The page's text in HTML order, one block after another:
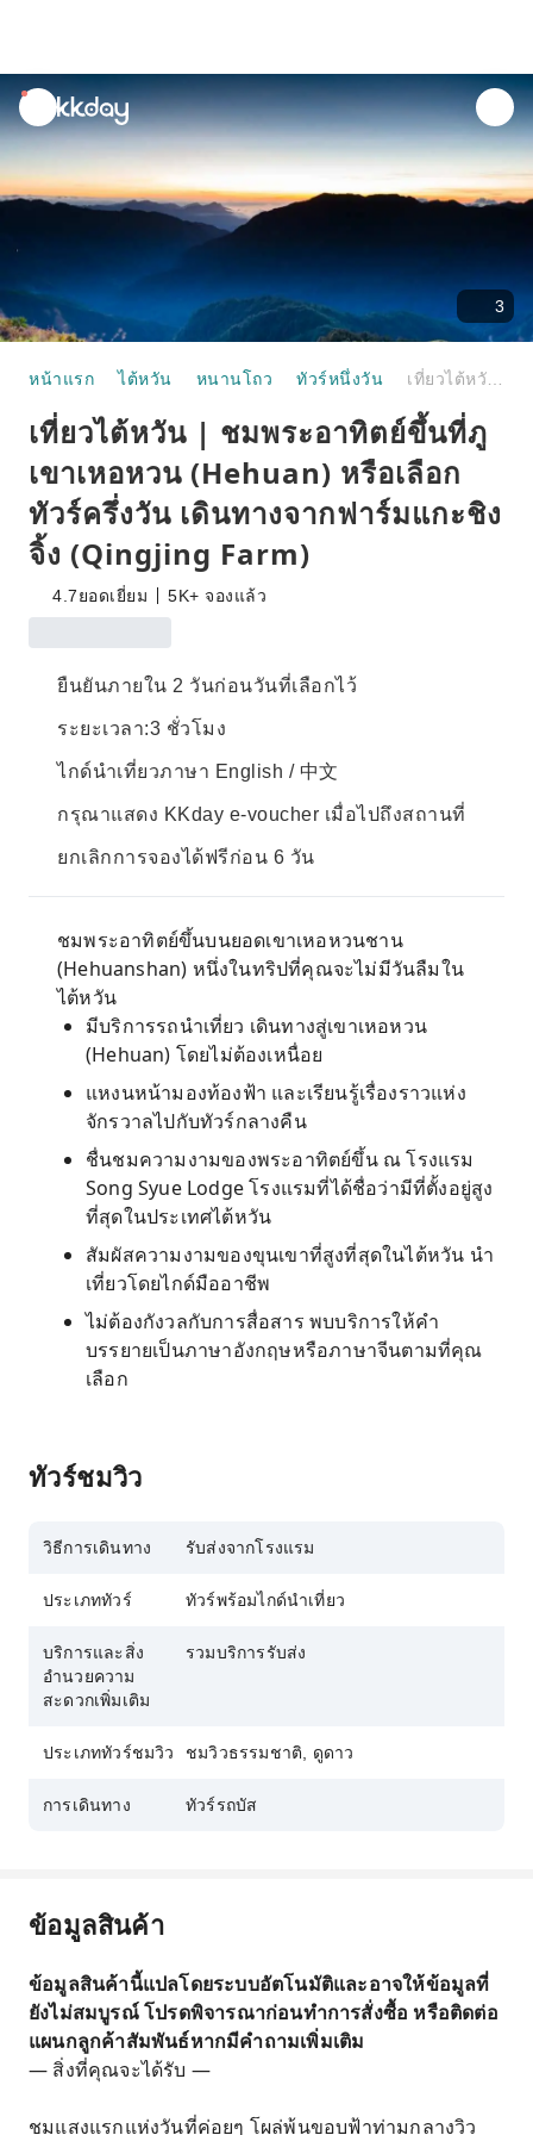
unread
notifications
3
หน้าแรก ไต้หวัน หนานโถว ทัวร์หนึ่งวัน
เที่ยวไต้หวัน | ชมพระอาทิตย์ขึ้นที่ภู
เขาเหอหวน (Hehuan) หรือเลือก
ทัวร์ครึ่งวัน เดินทางจากฟาร์มแกะชิง
จิ้ง (Qingjing Farm)
4.7ยอดเยี่ยม 5K+ จองแล้ว
ยืนยันภายใน 2 วันก่อนวันที่เลือกไว้
ระยะเวลา:3 ชั่วโมง
ไกด์นำเที่ยวภาษา English / 中文
กรุณาแสดง KKday e-voucher เมื่อไปถึงสถานที่
ยกเลิกการจองได้ฟรีก่อน 6 วัน
ชมพระอาทิตย์ขึ้นบนยอดเขาเหอหวนชาน
(Hehuanshan) หนึ่งในทริปที่คุณจะไม่มีวันลืมใน
ไต้หวัน
มีบริการรถนำเที่ยว เดินทางสู่เขาเหอหวน
(Hehuan) โดยไม่ต้องเหนื่อย
แหงนหน้ามองท้องฟ้า และเรียนรู้เรื่องราวแห่ง
จักรวาลไปกับทัวร์กลางคืน
ชื่นชมความงามของพระอาทิตย์ขึ้น ณ โรงแรม
Song Syue Lodge โรงแรมที่ได้ชื่อว่ามีที่ตั้งอยู่สูง
ที่สุดในประเทศไต้หวัน
สัมผัสความงามของขุนเขาที่สูงที่สุดในไต้หวัน นำ
เที่ยวโดยไกด์มืออาชีพ
ไม่ต้องกังวลกับการสื่อสาร พบบริการให้คำ
บรรยายเป็นภาษาอังกฤษหรือภาษาจีนตามที่คุณ
เลือก
ทัวร์ชมวิว
วิธีการเดินทาง รับส่งจากโรงแรม
ประเภททัวร์ ทัวร์พร้อมไกด์นำเที่ยว
บริการและสิ่ง
อำนวยความ
สะดวกเพิ่มเติม
รวมบริการรับส่ง
ประเภททัวร์ชมวิว ชมวิวธรรมชาติ, ดูดาว
การเดินทาง ทัวร์รถบัส
ข้อมูลสินค้า
ข้อมูลสินค้านี้แปลโดยระบบอัตโนมัติและอาจให้ข้อมูลที่
ยังไม่สมบูรณ์ โปรดพิจารณาก่อนทำการสั่งซื้อ หรือติดต่อ
แผนกลูกค้าสัมพันธ์หากมีคำถามเพิ่มเติม
— สิ่งที่คุณจะได้รับ —
ชมแสงแรกแห่งวันที่ค่อยๆ โผล่พ้นขอบฟ้าท่ามกลางวิว